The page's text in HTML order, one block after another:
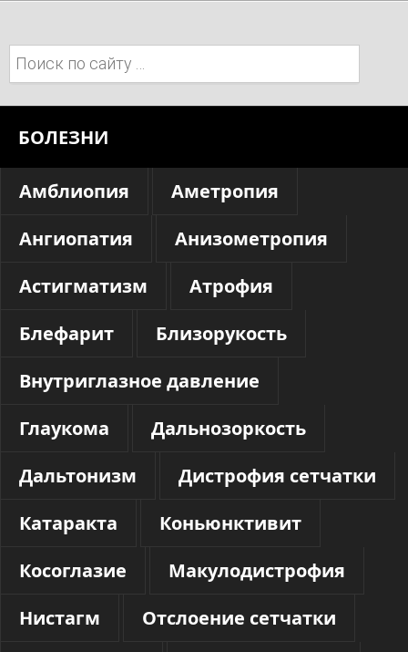
Поиск:
БОЛЕЗНИ
Амблиопия
Аметропия
Ангиопатия
Анизометропия
Астигматизм
Атрофия
Блефарит
Близорукость
Внутриглазное давление
Глаукома
Дальнозоркость
Дальтонизм
Дистрофия сетчатки
Катаракта
Коньюнктивит
Косоглазие
Макулодистрофия
Нистагм
Отслоение сетчатки